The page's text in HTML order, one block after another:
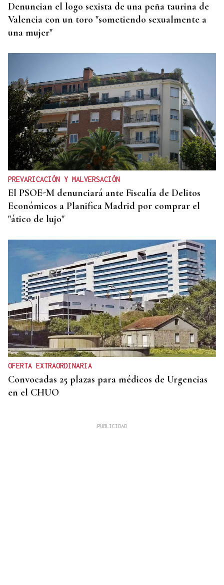
Denuncian el logo sexista de una peña taurina de
Valencia con un toro "sometiendo sexualmente a
una mujer"
PREVARICACIÓN Y MALVERSACIÓN
El PSOE-M denunciará ante Fiscalía de Delitos
Económicos a Planifica Madrid por comprar el
"ático de lujo"
OFERTA EXTRAORDINARIA
Convocadas 25 plazas para médicos de Urgencias
en el CHUO